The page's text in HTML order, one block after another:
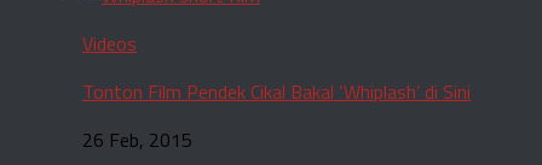
Videos
Tonton Film Pendek Cikal Bakal ‘Whiplash’ di Sini
26 Feb, 2015